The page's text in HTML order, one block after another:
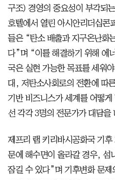
구조) 경영의 중요성이 부각되
호텔에서 열린 아시안리더십콘
들은 “탄소 배출과 지구온난화
다”며 “이를 해결하기 위해 에
국은 실현 가능한 목표를 세워
대, 저탄소사회로의 전환에 따
기반 비즈니스가 세계를 어떻게
선 각각 3명의 전문가가 대담을
제프리 램 키리바시공화국 기
문에 해수면이 올라갈 경우, 섬
잠길 수 있다”며 기후변화 문제